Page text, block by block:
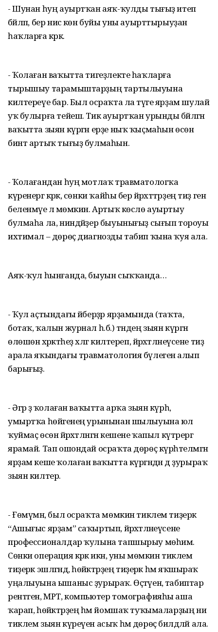
- Шунан һуң ауыртҡан аяҡ-ҡулды тығыҙ итеп
бәйләп, бер нисә көн буйы уны ауырттырыуҙан
һаҡларға кәрәк.
- Ҡолаған ваҡытта тигеҙлекте һаҡлар­ға
тырышыу тарамыштарҙың тартылыуына
килтереүе бар. Был осраҡта ла тәүге ярҙам шулай
уҡ булырға тейеш. Тик ауырт­ҡан урынды бәйләгән
ваҡытта зыян күргән ерҙе ныҡ ҡыҫмаһын өсөн
бинт артыҡ тығыҙ булмаһын.
- Ҡолағандан һуң мотлаҡ травматолог­ҡа
күренергә кәрәк, сөнки ҡайһы бер йәрәхәттәрҙең тиҙ генә
беленмәүе лә мөмкин. Артыҡ көслө ауыртыу
булмаһа ла, ниндәйҙер быуынығыҙ сығып тороуы
ихтимал – дөрөҫ диагнозды табип ҡына ҡуя ала.
Аяҡ-ҡул һынғанда, быуын сыҡҡанда…
- Ҡул аҫтындағы әйберҙәр ярҙамында (таҡта,
ботаҡ, ҡалын журнал һ.б.) тәндең зыян күргән
өлөшөн хәрәкәтһеҙ хәлгә килтереп, йәрәхәтләнеүсене тиҙ
арала яҡындағы травматология бүлегенә алып
барығыҙ.
- Әгәр ҙә ҡолаған ваҡытта арҡа зыян күрһә,
умыртҡа һөйәгенең урынынан шылыуына юл
ҡуймаҫ өсөн йәрәхәтләнгән кешене ҡапыл күтәрергә
ярамай. Тап ошондай осраҡта дөрөҫ күрһәтелмәгән
ярҙам кеше ҡолаған ваҡытта күргәндән дә ҙурыраҡ
зыян килтерә.
- Ғөмүмән, был осраҡта мөмкин тиклем тиҙерәк
“Ашығыс ярҙам” саҡыртып, йәрәхәтләнеүсене
профессионалдар ҡулына тапшырыу мөһим.
Сөнки операция кәрәк икән, уны мөмкин тиклем
тиҙерәк эшләгәндә, һөйәктәрҙең тиҙерәк һәм яҡшыраҡ
уңалыуына ышаныс ҙурыраҡ. Өҫтәүенә, табиптар
рентген, МРТ, компьютер томографияһы аша
ҡарап, һөйәктәрҙең һәм йомшаҡ туҡымаларҙың ни
тиклем зыян күреүен асыҡ һәм дөрөҫ билдәләй ала.